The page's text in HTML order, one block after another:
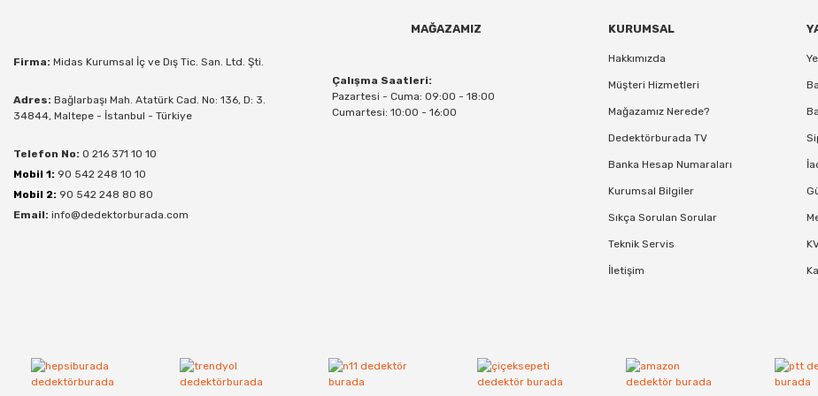
Firma: Midas Kurumsal İç ve Dış Tic. San. Ltd. Şti.
Adres: Bağlarbaşı Mah. Atatürk Cad. No: 136, D: 3.
34844, Maltepe - İstanbul - Türkiye
Telefon No: 0 216 371 10 10
Mobil 1: 90 542 248 10 10
Mobil 2: 90 542 248 80 80
Email: info@dedektorburada.com
MAĞAZAMIZ
Çalışma Saatleri:
Pazartesi - Cuma: 09:00 - 18:00
Cumartesi: 10:00 - 16:00
KURUMSAL
Hakkımızda
Müşteri Hizmetleri
Mağazamız Nerede?
Dedektörburada TV
Banka Hesap Numaraları
Kurumsal Bilgiler
Sıkça Sorulan Sorular
Teknik Servis
İletişim